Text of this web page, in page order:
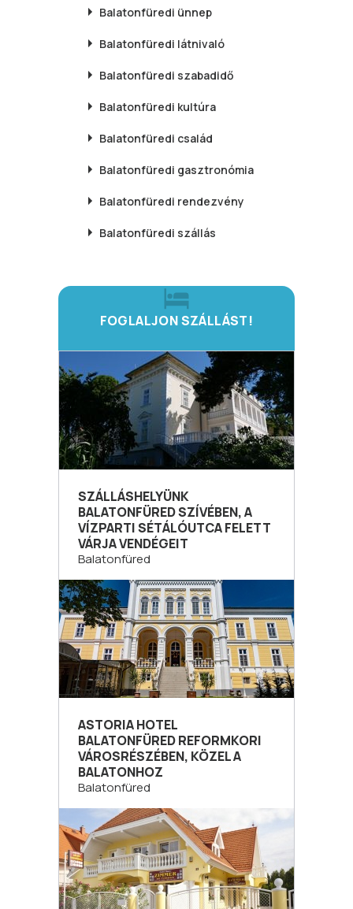
Balatonfüredi ünnep
Balatonfüredi látnivaló
Balatonfüredi szabadidő
Balatonfüredi kultúra
Balatonfüredi család
Balatonfüredi gasztronómia
Balatonfüredi rendezvény
Balatonfüredi szállás
FOGLALJON SZÁLLÁST!
SZÁLLÁSHELYÜNK
BALATONFÜRED SZÍVÉBEN, A
VÍZPARTI SÉTÁLÓUTCA FELETT
VÁRJA VENDÉGEIT
Balatonfüred
ASTORIA HOTEL
BALATONFÜRED REFORMKORI
VÁROSRÉSZÉBEN, KÖZEL A
BALATONHOZ
Balatonfüred